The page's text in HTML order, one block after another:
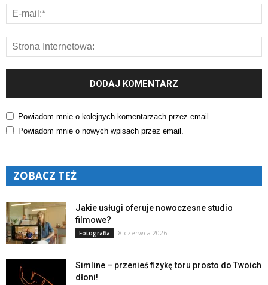
Powiadom mnie o kolejnych komentarzach przez email.
Powiadom mnie o nowych wpisach przez email.
ZOBACZ TEŻ
Jakie usługi oferuje nowoczesne studio
filmowe?
Fotografia 8 czerwca 2026
Simline – przenieś fizykę toru prosto do Twoich
dłoni!